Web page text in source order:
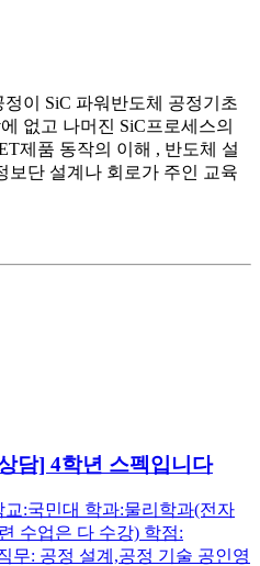
이 SiC 파워반도체 공정기초
없고 나머진 SiC프로세스의
제품 동작의 이해 , 반도체 설
보단 설계나 회로가 주인 교육
담] 4학년 스펙입니다
:국민대 학과:물리학과(전자
수업은 다 수강) 학점:
무: 공정 설계,공정 기술 공인영